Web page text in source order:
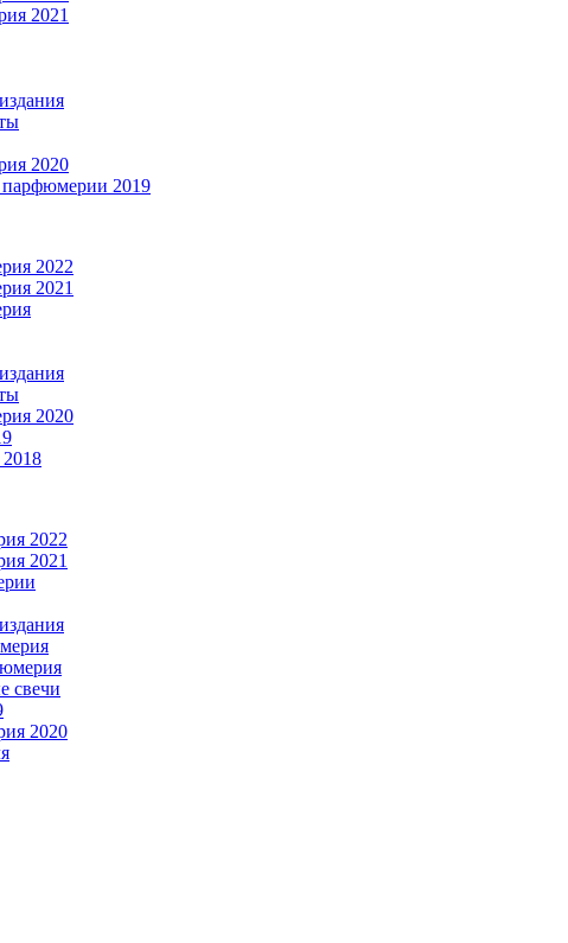
2021
2020
2019
2022
2021
2020
2022
2021
свечи
2020